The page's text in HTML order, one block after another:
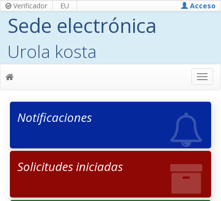
Verificador EU Acceso
Sede electrónica
Urola kosta
Notificaciones
Solicitudes iniciadas